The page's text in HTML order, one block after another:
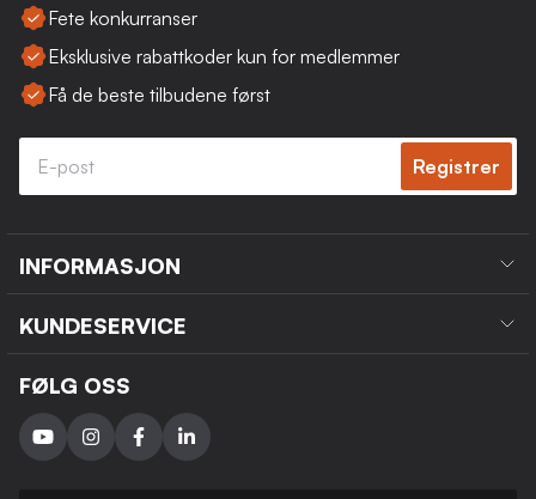
Fete konkurranser
Eksklusive rabattkoder kun for medlemmer
Få de beste tilbudene først
Registrer
INFORMASJON
KUNDESERVICE
FØLG OSS